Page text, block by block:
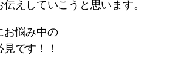
えしていこうと思います。
お悩み中の
です！！